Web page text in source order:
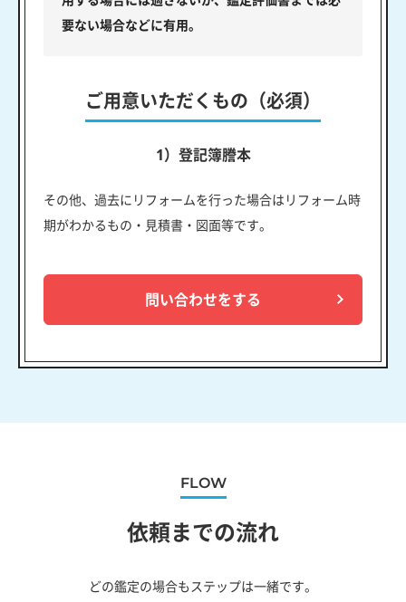
要ない場合などに有用。
ご用意いただくもの（必須）
1）登記簿謄本
その他、過去にリフォームを行った場合はリフォーム時
期がわかるもの・見積書・図面等です。
問い合わせをする
FLOW
依頼までの流れ
どの鑑定の場合もステップは一緒です。